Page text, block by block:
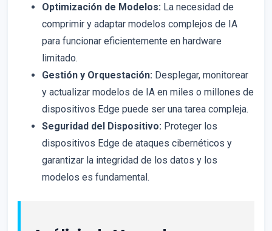
Optimización de Modelos: La necesidad de
comprimir y adaptar modelos complejos de IA
para funcionar eficientemente en hardware
limitado.
Gestión y Orquestación: Desplegar, monitorear
y actualizar modelos de IA en miles o millones de
dispositivos Edge puede ser una tarea compleja.
Seguridad del Dispositivo: Proteger los
dispositivos Edge de ataques cibernéticos y
garantizar la integridad de los datos y los
modelos es fundamental.